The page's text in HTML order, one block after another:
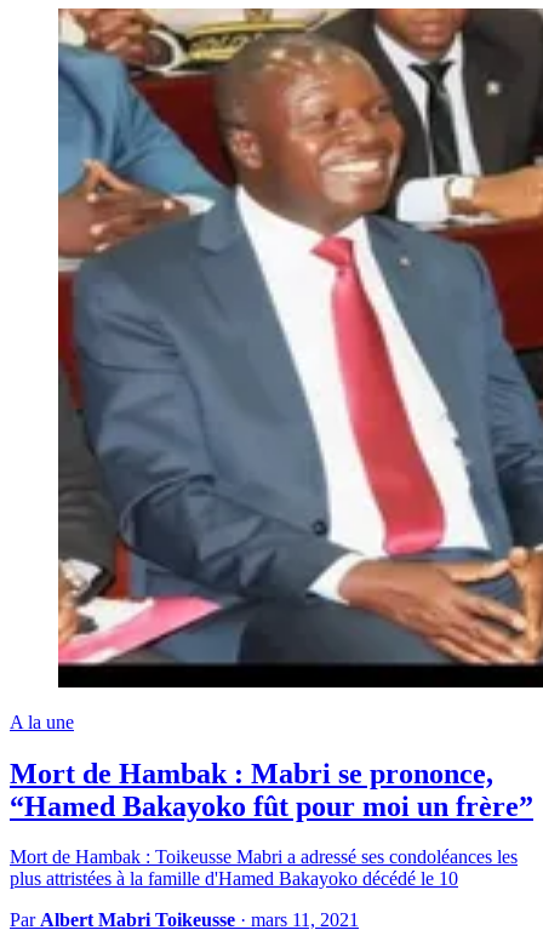
A la une
Mort de Hambak : Mabri se prononce,
“Hamed Bakayoko fût pour moi un frère”
Mort de Hambak : Toikeusse Mabri a adressé ses condoléances les
plus attristées à la famille d'Hamed Bakayoko décédé le 10
ParAlbert Mabri Toikeusse · mars 11, 2021